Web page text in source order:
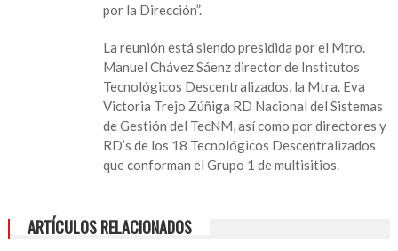
por la Dirección”.
La reunión está siendo presidida por el Mtro.
Manuel Chávez Sáenz director de Institutos
Tecnológicos Descentralizados, la Mtra. Eva
Victoria Trejo Zúñiga RD Nacional del Sistemas
de Gestión del TecNM, así como por directores y
RD’s de los 18 Tecnológicos Descentralizados
que conforman el Grupo 1 de multisitios.
ARTÍCULOS RELACIONADOS